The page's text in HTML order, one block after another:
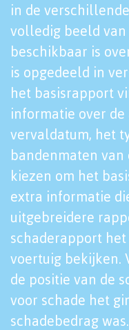
in de
volledig beeld
beschikbaar is
is opgedeeld in
het basisrapport
informatie over de
vervaldatum, het
bandenmaten
kiezen om het
extra informatie
uitgebreidere
schaderapport
voertuig bekijken.
de positie van de
voor schade het
schadebedrag